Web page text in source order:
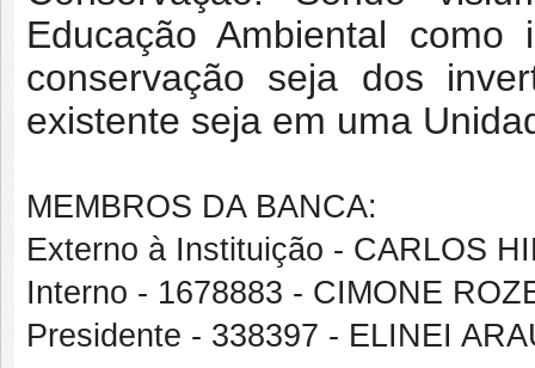
Educação Ambiental
conservação seja dos
existente seja em uma
MEMBROS DA BANCA:
Externo à Instituição - CARLOS
Interno - 1678883 - CIMONE
Presidente - 338397 - ELINEI